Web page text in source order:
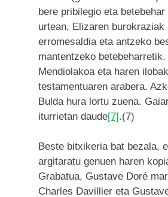
bere pribilegio eta
urtean, Elizaren
erromesaldia eta antzeko
mantentzeko
Mendiolakoa eta haren
testamentuaren arabera.
Bulda hura lortu zuena.
iturrietan daude[7].(7)
Beste bitxikeria bat bezala,
argitaratu genuen haren
Grabatua, Gustave Doré
Charles Davillier eta